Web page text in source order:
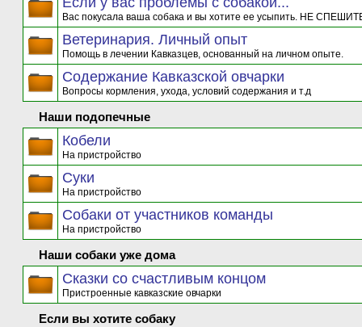
Вас покусала ваша собака и вы хотите ее усыпить. НЕ
Ветеринария. Личный опыт
Помощь в лечении Кавказцев, основанный на личном опыте.
Содержание Кавказской овчарки
Вопросы кормления, ухода, условий содержания и т.д
Наши подопечные
Кобели
На пристройство
Суки
На пристройство
Собаки от участников команды
На пристройство
Наши собаки уже дома
Сказки со счастливым концом
Пристроенные кавказские овчарки
Если вы хотите собаку